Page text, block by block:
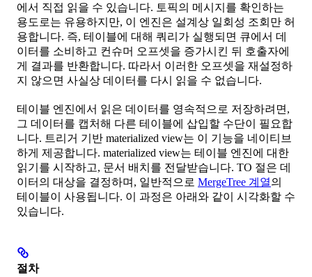
에서 직접 읽을 수 있습니다. 토픽의 메시지를 확인하는
용도로는 유용하지만, 이 엔진은 설계상 일회성 조회만 허
용합니다. 즉, 테이블에 대해 쿼리가 실행되면 큐에서 데
이터를 소비하고 컨슈머 오프셋을 증가시킨 뒤 호출자에
게 결과를 반환합니다. 따라서 이러한 오프셋을 재설정하
지 않으면 사실상 데이터를 다시 읽을 수 없습니다.
테이블 엔진에서 읽은 데이터를 영속적으로 저장하려면,
그 데이터를 캡처해 다른 테이블에 삽입할 수단이 필요합
니다. 트리거 기반 materialized view는 이 기능을 네이티브
하게 제공합니다. materialized view는 테이블 엔진에 대한
읽기를 시작하고, 문서 배치를 전달받습니다. TO 절은 데
이터의 대상을 결정하며, 일반적으로 MergeTree 계열의
테이블이 사용됩니다. 이 과정은 아래와 같이 시각화할 수
있습니다.
절차